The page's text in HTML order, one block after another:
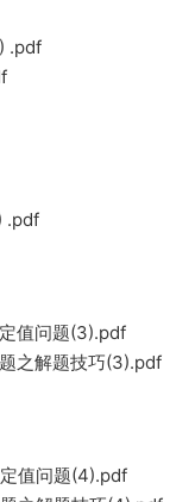
.pdf
.pdf
值问题(3).pdf
之解题技巧(3).pdf
值问题(4).pdf